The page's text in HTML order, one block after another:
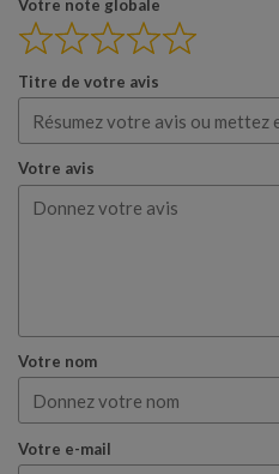
Votre note globale
Titre de votre avis
Votre avis
Votre nom
Votre e-mail